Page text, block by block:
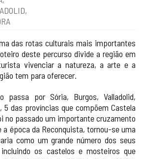
das rotas culturais mais importantes
deste percurso divide a região em
vivenciar a natureza, a arte e a
tem para oferecer.
passa por Sória, Burgos, Valladolid,
5 das províncias que compõem Castela
no passado um importante cruzamento
a época da Reconquista, tornou-se uma
como um grande número dos seus
os castelos e mosteiros que